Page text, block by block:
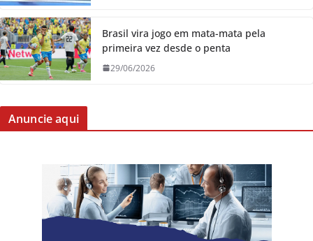
Brasil vira jogo em mata-mata pela
primeira vez desde o penta
29/06/2026
Anuncie aqui